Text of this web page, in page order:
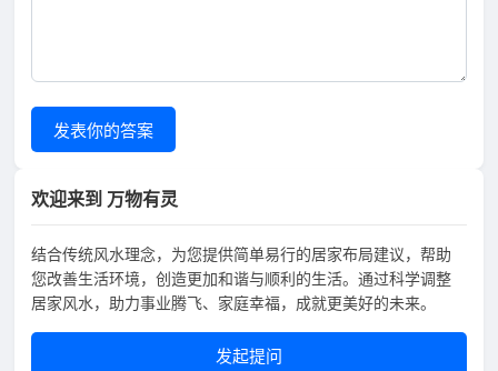
发表你的答案
欢迎来到 万物有灵
结合传统风水理念，为您提供简单易行的居家布局建议，帮助
您改善生活环境，创造更加和谐与顺利的生活。通过科学调整
居家风水，助力事业腾飞、家庭幸福，成就更美好的未来。
发起提问